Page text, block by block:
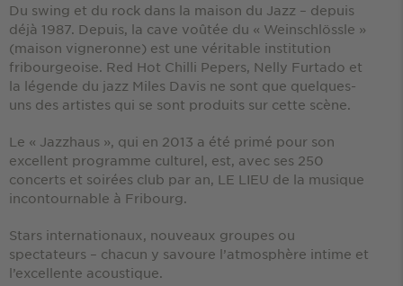
Du swing et du rock dans la maison du Jazz – depuis
déjà 1987. Depuis, la cave voûtée du « Weinschlössle »
(maison vigneronne) est une véritable institution
fribourgeoise. Red Hot Chilli Pepers, Nelly Furtado et
la légende du jazz Miles Davis ne sont que quelques-
uns des artistes qui se sont produits sur cette scène.
Le « Jazzhaus », qui en 2013 a été primé pour son
excellent programme culturel, est, avec ses 250
concerts et soirées club par an, LE LIEU de la musique
incontournable à Fribourg.
Stars internationaux, nouveaux groupes ou
spectateurs – chacun y savoure l’atmosphère intime et
l’excellente acoustique.